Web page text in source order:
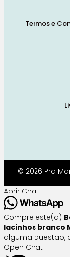
Termos e
© 2026 Pra
Abrir Chat
Compre este(a)
lacinhos branco
alguma questão,
Open Chat